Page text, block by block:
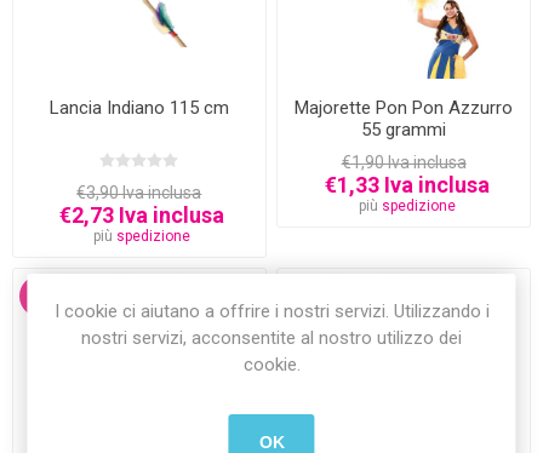
Lancia Indiano 115 cm
€3,90 Iva inclusa
€2,73 Iva inclusa
più spedizione
Majorette Pon Pon Azzurro
55 grammi
€1,90 Iva inclusa
€1,33 Iva inclusa
più spedizione
I cookie ci aiutano a offrire i nostri servizi. Utilizzando i
nostri servizi, acconsentite al nostro utilizzo dei
cookie.
OK